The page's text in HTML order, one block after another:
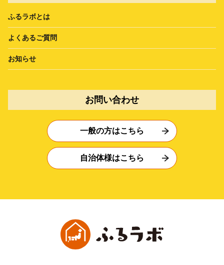
ふるラボとは
よくあるご質問
お知らせ
お問い合わせ
一般の方はこちら
自治体様はこちら